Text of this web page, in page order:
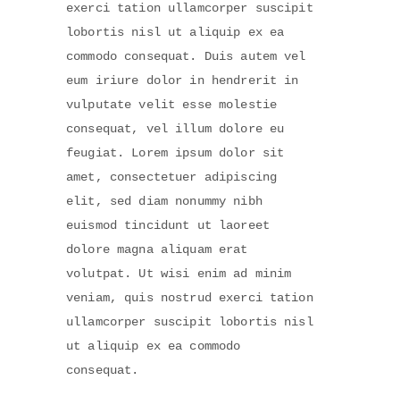
exerci tation ullamcorper suscipit
lobortis nisl ut aliquip ex ea
commodo consequat. Duis autem vel
eum iriure dolor in hendrerit in
vulputate velit esse molestie
consequat, vel illum dolore eu
feugiat. Lorem ipsum dolor sit
amet, consectetuer adipiscing
elit, sed diam nonummy nibh
euismod tincidunt ut laoreet
dolore magna aliquam erat
volutpat. Ut wisi enim ad minim
veniam, quis nostrud exerci tation
ullamcorper suscipit lobortis nisl
ut aliquip ex ea commodo
consequat.